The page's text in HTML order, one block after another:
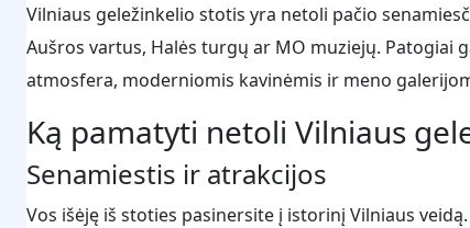
Vilniaus geležinkelio stotis yra netoli pačio
Aušros vartus, Halės turgų ar MO muziejų. Patogiai
atmosfera, moderniomis kavinėmis ir meno
Ką pamatyti netoli Vilniaus
Senamiestis ir atrakcijos
Vos išėję iš stoties pasinersite į istorinį Vilniaus